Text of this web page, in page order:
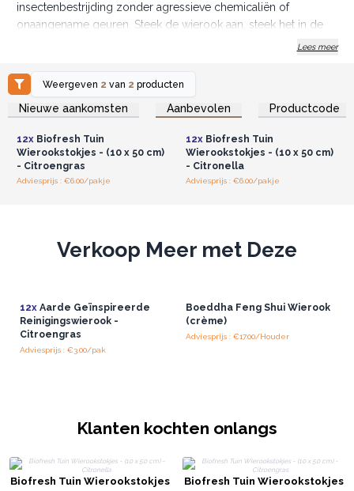
insectenbestrijding zonder agressieve chemicaliën of
onaangename geuren. Steek de wierook aan, steek het in de
grond, een plantenbak, zand of een wierookhouder, en laat de
Beide geuren staan bekend om het afweren van muggen
dankzij hun hoge gehalte aan citronellal, een natuurlijke stof
die het vermogen van muggen verstoort om mensen te vinden
barrière, zodat uw klanten van buitenmomenten kunnen
genieten zonder vervelende indringers.
Met deze wierookstokjes kunnen uw klanten insecten op
serene, insectvrije buitenruimte willen creëren!
Lees meer
Weergeven 2 van 2 producten
Nieuwe aankomsten Aanbevolen Productcode
Log in of registreer u voor
groothandelsprijzen.
12xBiofresh Tuin
Wierookstokjes - (10 x 50 cm)
- Citroengras
Adviesprijs : €6.00/pakje
Log in of registreer u voor
groothandelsprijzen.
12xBiofresh Tuin
Wierookstokjes - (10 x 50 cm)
- Citronella
Adviesprijs : €6.00/pakje
Verkoop Meer met Deze
12xAarde Geïnspireerde
Reinigingswierook -
Citroengras
Adviesprijs : €3.00/pak
Boeddha Feng Shui Wierook
(crème)
Adviesprijs : €17.00/Houder
Klanten kochten onlangs
Biofresh Tuin Wierookstokjes
Biofresh Tuin Wierookstokjes